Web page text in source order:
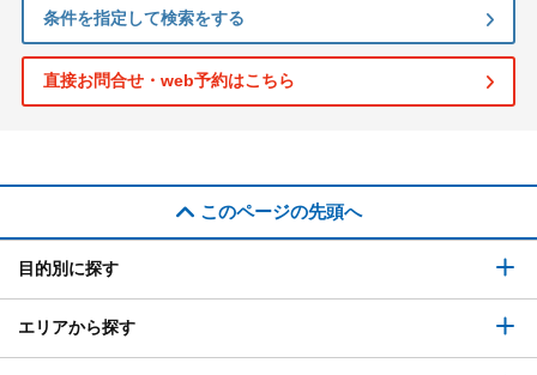
条件を指定して検索をする
直接お問合せ・web予約はこちら
このページの先頭へ
目的別に探す
エリアから探す